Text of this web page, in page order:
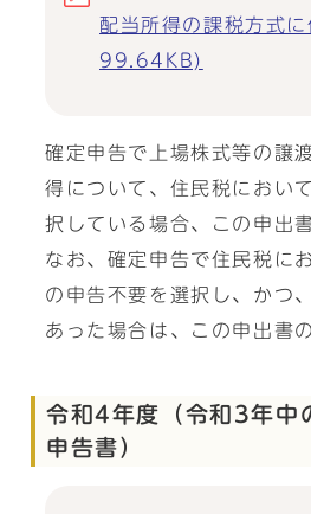
配当所得の課税方式
99.64KB)
確定申告で上場株式等の譲
得について、住民税におい
択している場合、この申出
なお、確定申告で住民税に
の申告不要を選択し、かつ
あった場合は、この申出書
令和4年度（令和3年中
申告書）